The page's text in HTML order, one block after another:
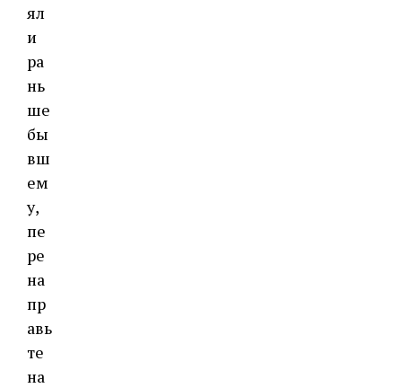
ял
и
ра
нь
ше
бы
вш
ем
у,
пе
ре
на
пр
авь
те
на